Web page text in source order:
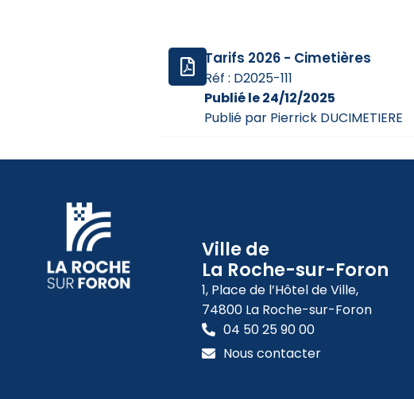
Tarifs 2026 - Cimetières
Réf : D2025-111
Publié le 24/12/2025
Publié par Pierrick DUCIMETIERE
Ville de
La Roche-sur-Foron
1, Place de l’Hôtel de Ville,
74800 La Roche-sur-Foron
04 50 25 90 00
Nous contacter